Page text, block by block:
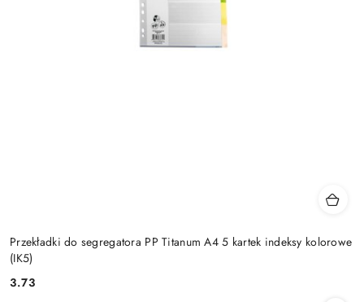
Przekładki do segregatora PP Titanum A4 5 kartek indeksy kolorowe
(IK5)
Cena:
3.73